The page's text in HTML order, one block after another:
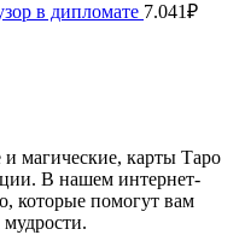
в дипломате 7.041₽
магические, карты Таро
В нашем интернет-
которые помогут вам